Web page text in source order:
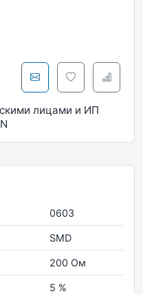
лицами и ИП
0603
SMD
200 Ом
5 %